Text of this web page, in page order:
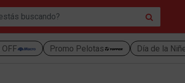
Promo Pelotas Día de la